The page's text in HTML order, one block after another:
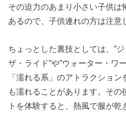
その迫力のあまり小さい子供は
あるので、子供連れの方は注意
ちょっとした裏技としては、”
ザ・ライド”や”ウォーター・ワ
「濡れる系」のアトラクショ
も濡れることがあります。その
トを体験すると、熱風で服が乾